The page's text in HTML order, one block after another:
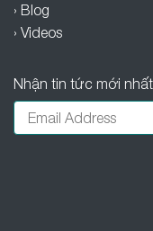
› Blog
› Videos
Nhận tin tức mới